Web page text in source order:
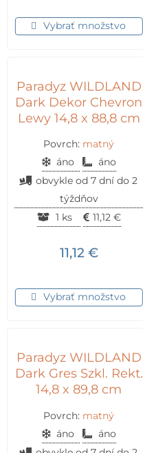
Vybrať množstvo
Paradyz WILDLAND
Dark Dekor Chevron
Lewy 14,8 x 88,8 cm
Povrch: matný
áno
áno
obvykle od 7 dní do 2
týždňov
1 ks
11,12 €
11,12 €
Vybrať množstvo
Paradyz WILDLAND
Dark Gres Szkl. Rekt.
14,8 x 89,8 cm
Povrch: matný
áno
áno